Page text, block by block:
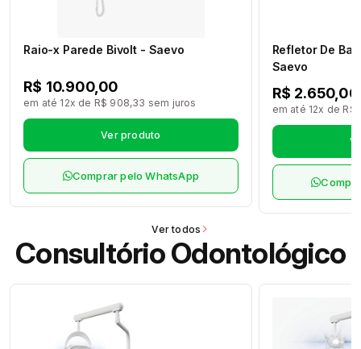
Raio-x Parede Bivolt - Saevo
R$ 10.900,00
em até 12x de R$ 908,33 sem juros
Ver produto
Comprar pelo WhatsApp
Refletor De
Saevo
R$ 2.650,00
em até 12x de
Ver todos
Consultório Odontológico